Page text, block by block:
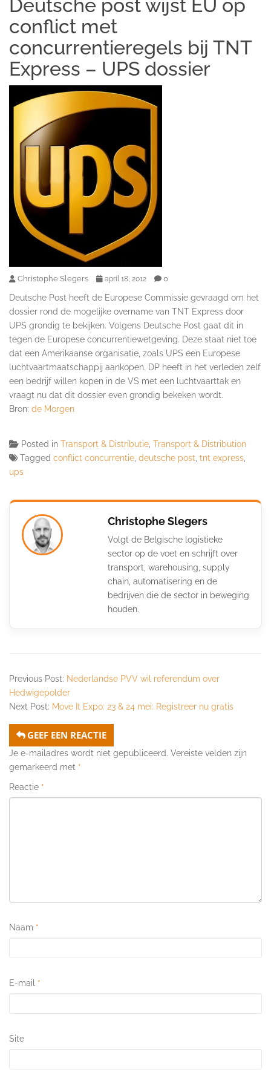
Deutsche post wijst EU op
conflict met
concurrentieregels bij TNT
Express – UPS dossier
Christophe Slegers april 18, 2012 0
Deutsche Post heeft de Europese Commissie gevraagd om het
dossier rond de mogelijke overname van TNT Express door
UPS grondig te bekijken. Volgens Deutsche Post gaat dit in
tegen de Europese concurrentiewetgeving. Deze staat niet toe
dat een Amerikaanse organisatie, zoals UPS een Europese
luchtvaartmaatschappij aankopen. DP heeft in het verleden zelf
een bedrijf willen kopen in de VS met een luchtvaarttak en
vraagt nu dat dit dossier even grondig bekeken wordt.
Bron: de Morgen
Posted in Transport & Distributie Transport & Distribution
Tagged conflict concurrentie deutsche post tnt express
ups
Christophe Slegers
Volgt de Belgische logistieke
sector op de voet en schrijft over
transport, warehousing, supply
chain, automatisering en de
bedrijven die de sector in beweging
houden.
Previous Post: Nederlandse PVV wil referendum over
Hedwigepolder
Next Post: Move It Expo: 23 & 24 mei: Registreer nu gratis
GEEF EEN REACTIE
Je e-mailadres wordt niet gepubliceerd. Vereiste velden zijn
gemarkeerd met *
Reactie *
Naam *
E-mail *
Site